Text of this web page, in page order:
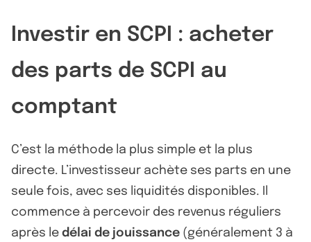
Investir en SCPI : acheter
des parts de SCPI au
comptant
C’est la méthode la plus simple et la plus
directe. L’investisseur achète ses parts en une
seule fois, avec ses liquidités disponibles. Il
commence à percevoir des revenus réguliers
après le délai de jouissance (généralement 3 à